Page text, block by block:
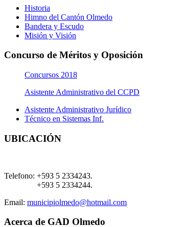
Historia
Himno del Cantón Olmedo
Bandera y Escudo
Misión y Visión
Concurso de Méritos y Oposición
Concursos 2018
Asistente Administrativo del CCPD
Asistente Administrativo Jurídico
Técnico en Sistemas Inf.
UBICACIÓN
Telefono: +593 5 2334243.
+593 5 2334244.
Email: municipiolmedo@hotmail.com
Acerca de GAD Olmedo